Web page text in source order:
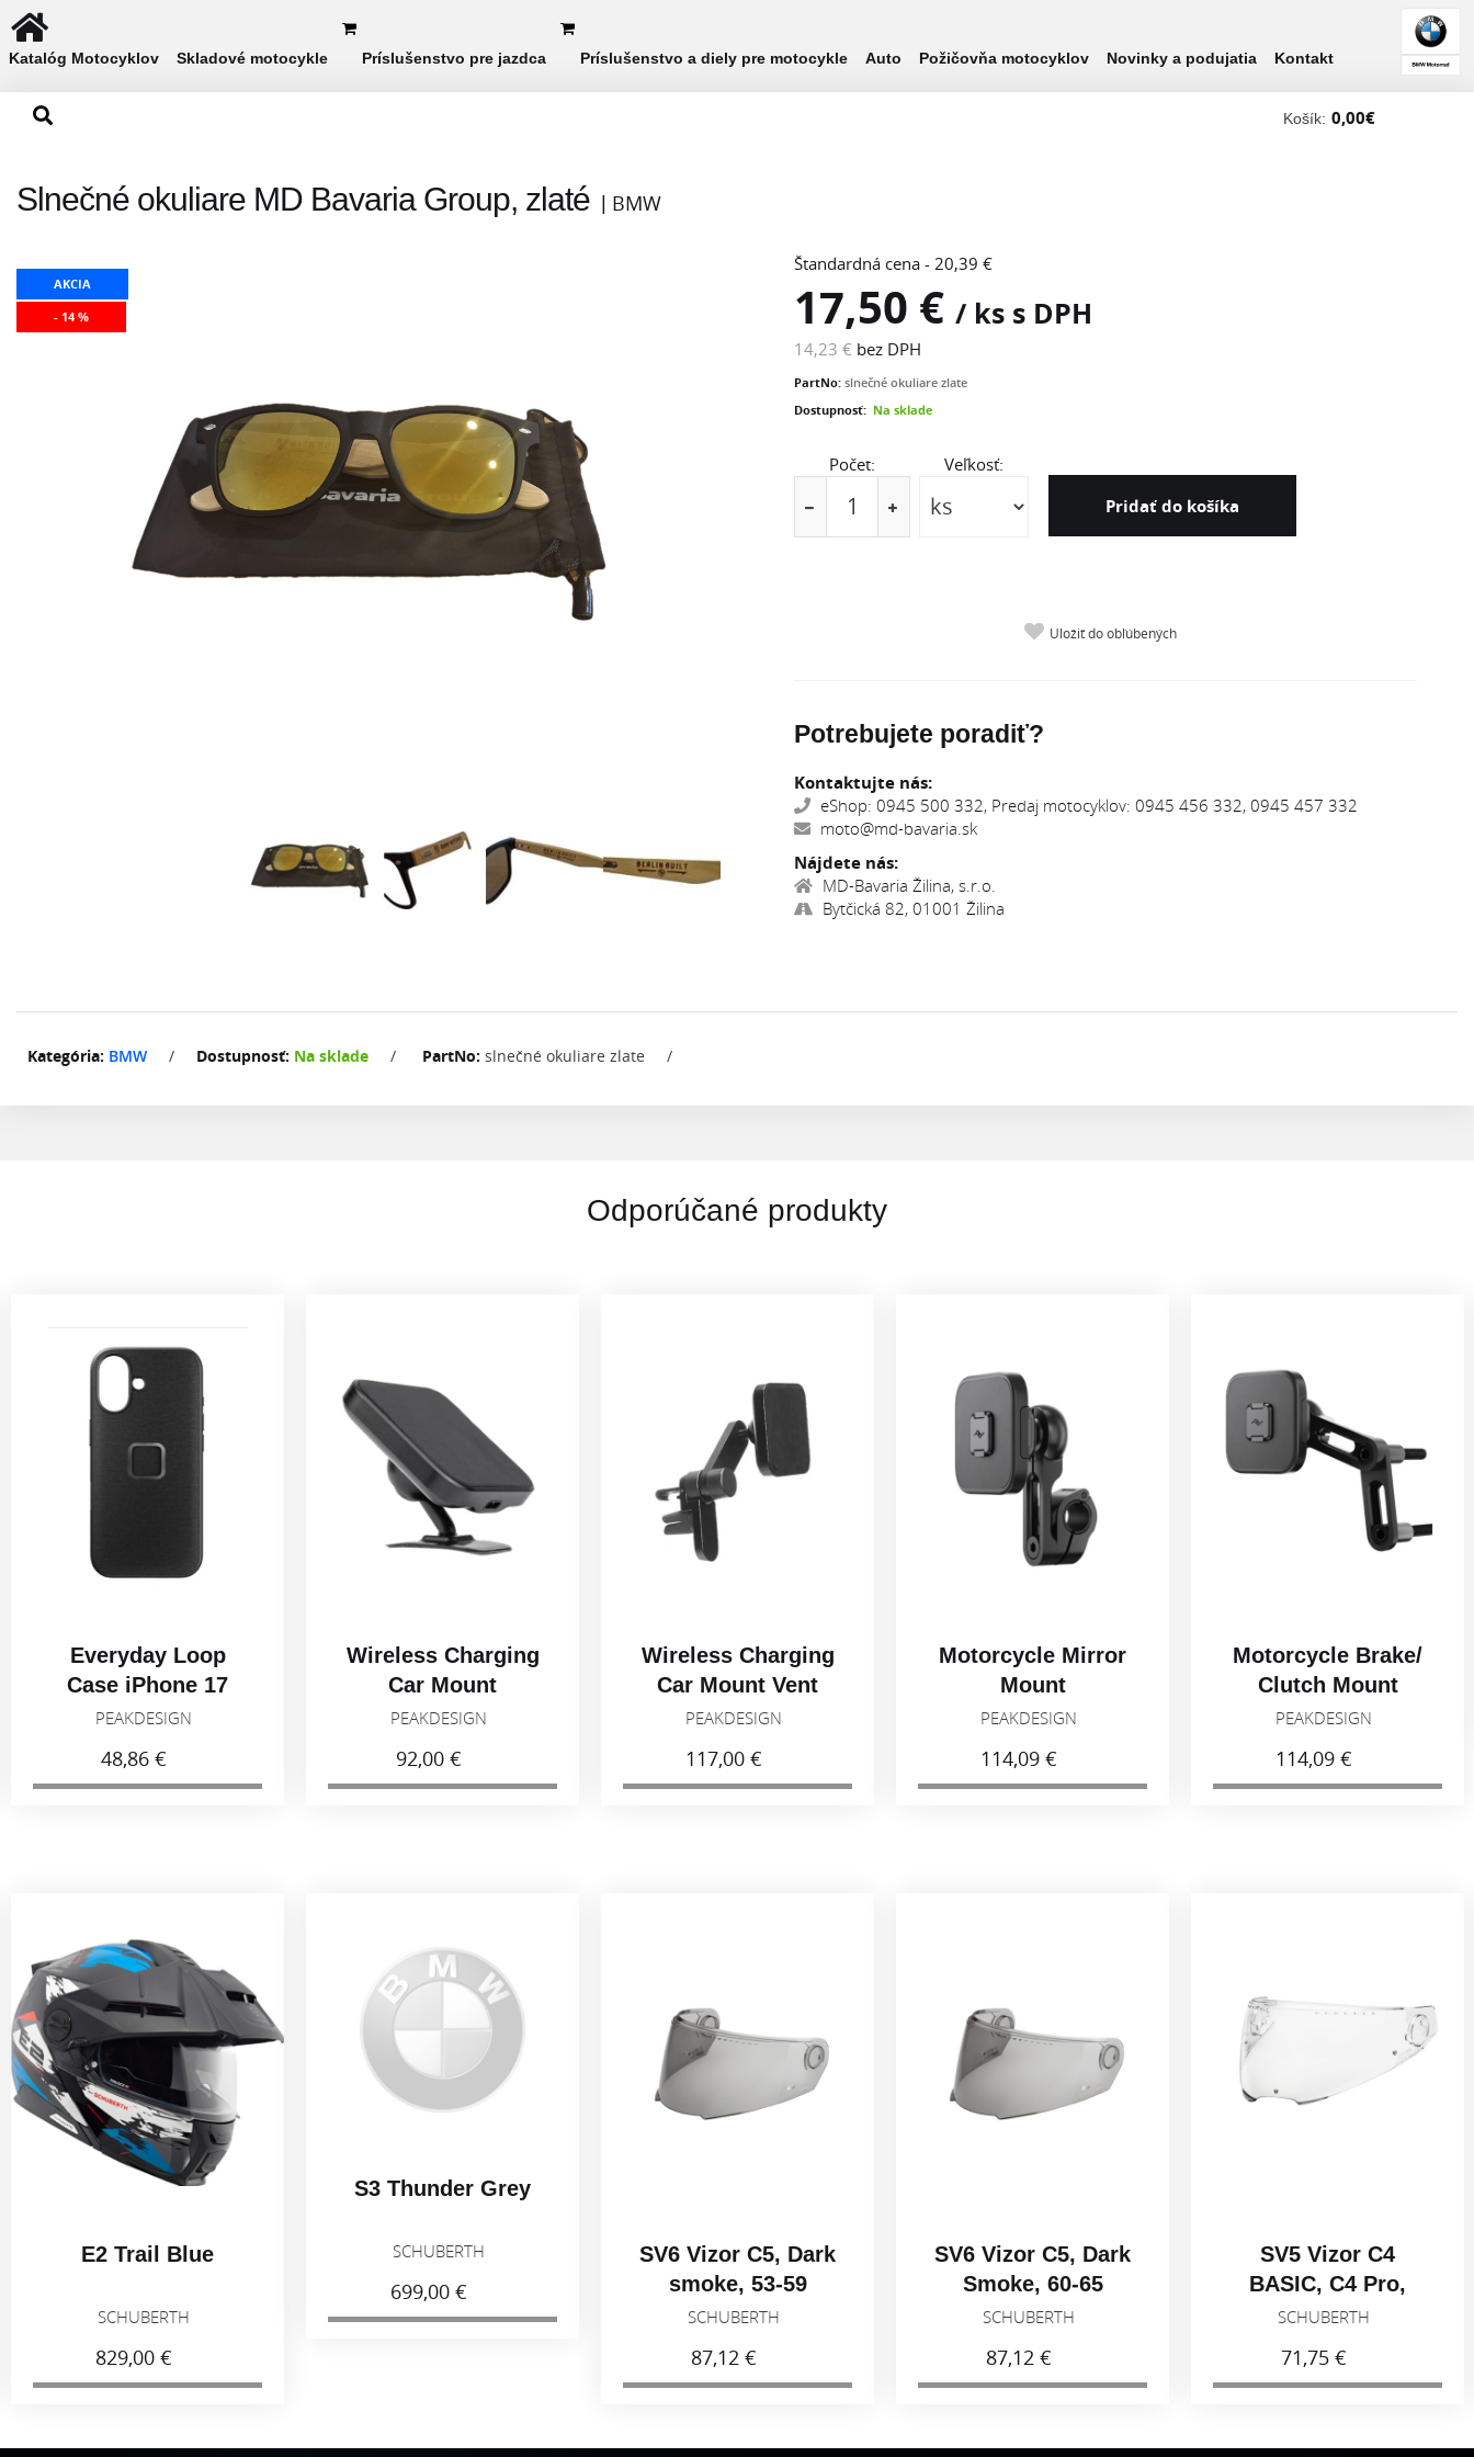
Katalóg Motocyklov Skladové motocykle Príslušenstvo pre jazdca Príslušenstvo a diely pre motocykle Auto Požičovňa motocyklov Novinky a podujatia Kontakt
Košík: 0,00€
Slnečné okuliare MD Bavaria Group, zlaté BMW
AKCIA
- 14 %
Štandardná cena - 20,39 €
17,50 € / ks s DPH
14,23 € bez DPH
PartNo: slnečné okuliare zlate
Dostupnosť: Na sklade
Počet:
Veľkosť:
Pridať do košíka
Uložiť do obľúbených
Potrebujete poradiť?
Kontaktujte nás:
eShop: 0945 500 332, Predaj motocyklov: 0945 456 332, 0945 457 332
moto@md-bavaria.sk
Nájdete nás:
MD-Bavaria Žilina, s.r.o.
Bytčická 82, 01001 Žilina
Kategória: BMW / Dostupnosť: Na sklade / PartNo: slnečné okuliare zlate /
Odporúčané produkty
Everyday Loop
Case iPhone 17
PEAKDESIGN
48,86 €
Wireless Charging
Car Mount
Adhesive
PEAKDESIGN
92,00 €
Wireless Charging
Car Mount Vent
PEAKDESIGN
117,00 €
Motorcycle Mirror
Mount
PEAKDESIGN
114,09 €
Motorcycle Brake/
Clutch Mount
PEAKDESIGN
114,09 €
E2 Trail Blue
SCHUBERTH
829,00 €
S3 Thunder Grey
SCHUBERTH
699,00 €
SV6 Vizor C5, Dark
smoke, 53-59
SCHUBERTH
87,12 €
SV6 Vizor C5, Dark
Smoke, 60-65
SCHUBERTH
87,12 €
SV5 Vizor C4
BASIC, C4 Pro,
Light smoke 50%,
SCHUBERTH
71,75 €